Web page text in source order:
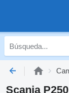
Scania